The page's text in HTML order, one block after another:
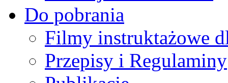
Do pobrania
Filmy instruktażowe
Przepisy i Regulaminy